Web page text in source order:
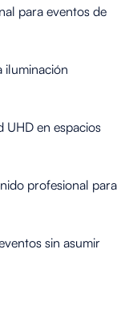
para eventos de
iluminación
UHD en espacios
profesional para
sin asumir